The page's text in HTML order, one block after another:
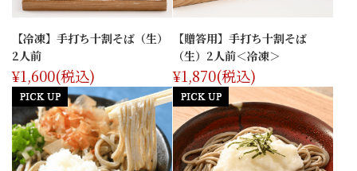
【冷凍】手打ち十割そば（生）
2人前
¥1,600(税込)
【贈答用】手打ち十割そば
（生）2人前＜冷凍＞
¥1,870(税込)